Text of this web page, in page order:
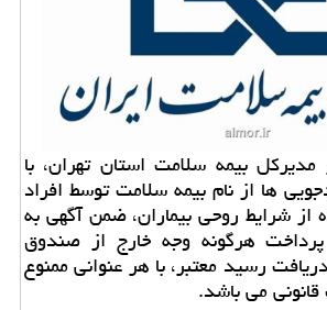
بیمه سلامت استان تهران، با
ها از نام بیمه سلامت توسط افراد
از شرایط روحی بیماران، ضمن آگهی به
هرگونه وجه خارج از صندوق
رسید معتبر، با هر عنوانی ممنوع
می باشد.